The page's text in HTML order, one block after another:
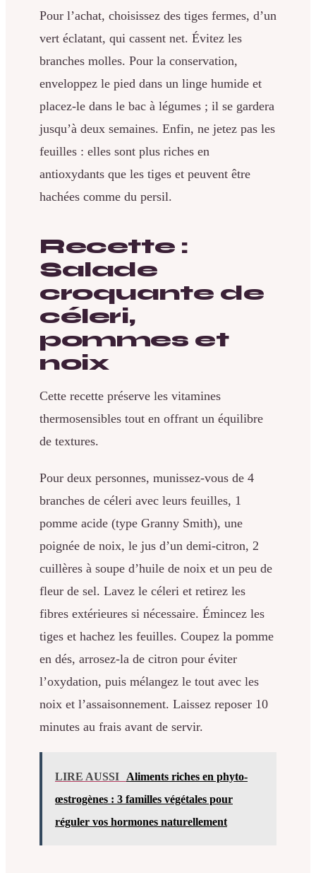
Pour l’achat, choisissez des tiges fermes, d’un
vert éclatant, qui cassent net. Évitez les
branches molles. Pour la conservation,
enveloppez le pied dans un linge humide et
placez-le dans le bac à légumes ; il se gardera
jusqu’à deux semaines. Enfin, ne jetez pas les
feuilles : elles sont plus riches en
antioxydants que les tiges et peuvent être
hachées comme du persil.
Recette :
Salade
croquante de
céleri,
pommes et
noix
Cette recette préserve les vitamines
thermosensibles tout en offrant un équilibre
de textures.
Pour deux personnes, munissez-vous de 4
branches de céleri avec leurs feuilles, 1
pomme acide (type Granny Smith), une
poignée de noix, le jus d’un demi-citron, 2
cuillères à soupe d’huile de noix et un peu de
fleur de sel. Lavez le céleri et retirez les
fibres extérieures si nécessaire. Émincez les
tiges et hachez les feuilles. Coupez la pomme
en dés, arrosez-la de citron pour éviter
l’oxydation, puis mélangez le tout avec les
noix et l’assaisonnement. Laissez reposer 10
minutes au frais avant de servir.
LIRE AUSSI
Aliments riches en phyto-
œstrogènes : 3 familles végétales pour
réguler vos hormones naturellement